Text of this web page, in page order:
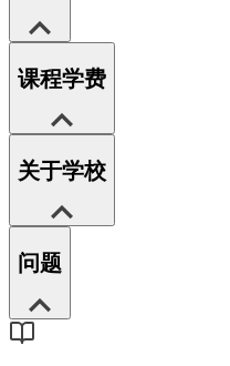
课程学费
关于学校
问题